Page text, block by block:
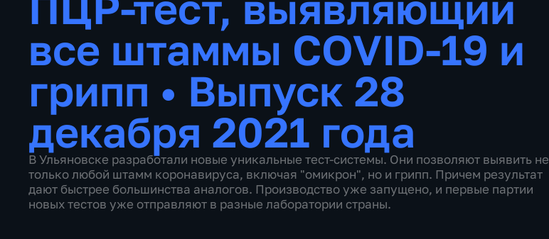
все штаммы COVID-19 и
грипп • Выпуск 28
декабря 2021 года
В Ульяновске разработали новые уникальные тест-системы. Они позволяют выявить не
только любой штамм коронавируса, включая "омикрон", но и грипп. Причем результат
дают быстрее большинства аналогов. Производство уже запущено, и первые партии
новых тестов уже отправляют в разные лаборатории страны.